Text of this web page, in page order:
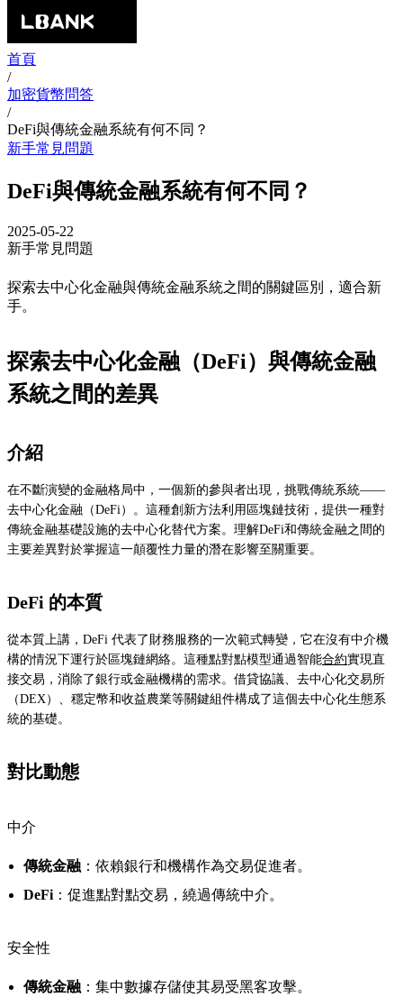
首頁
/
加密貨幣問答
/
DeFi與傳統金融系統有何不同？
新手常見問題
DeFi與傳統金融系統有何不同？
2025-05-22
新手常見問題
探索去中心化金融與傳統金融系統之間的關鍵區別，適合新
手。
探索去中心化金融（DeFi）與傳統金融
系統之間的差異
介紹
在不斷演變的金融格局中，一個新的參與者出現，挑戰傳統系統——
去中心化金融（DeFi）。這種創新方法利用區塊鏈技術，提供一種對
傳統金融基礎設施的去中心化替代方案。理解DeFi和傳統金融之間的
主要差異對於掌握這一顛覆性力量的潛在影響至關重要。
DeFi 的本質
從本質上講，DeFi 代表了財務服務的一次範式轉變，它在沒有中介機
構的情況下運行於區塊鏈網絡。這種點對點模型通過智能合約實現直
接交易，消除了銀行或金融機構的需求。借貸協議、去中心化交易所
（DEX）、穩定幣和收益農業等關鍵組件構成了這個去中心化生態系
統的基礎。
對比動態
中介
傳統金融 ：依賴銀行和機構作為交易促進者。
DeFi ：促進點對點交易，繞過傳統中介。
安全性
傳統金融 ：集中數據存儲使其易受黑客攻擊。